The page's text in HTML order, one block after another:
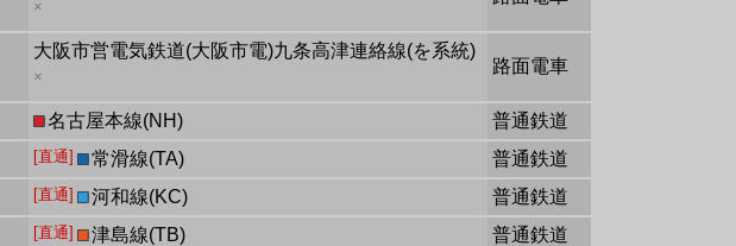
×
大阪市営電気鉄道(大阪市電)九条高津連絡線(を系統)
×
路面電車
■名古屋本線(NH)
普通鉄道
[直通] ■常滑線(TA)
普通鉄道
[直通] ■河和線(KC)
普通鉄道
[直通] ■津島線(TB)
普通鉄道